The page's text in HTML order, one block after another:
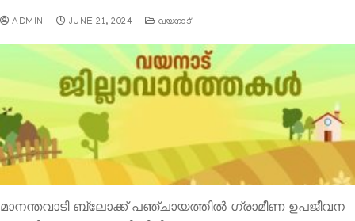
ADMIN JUNE 21, 2024 വയനാട്
മാനന്തവാടി ബ്ലോക്ക് പഞ്ചായത്തില്‍ ഗ്രാമീണ ഉപജീവന